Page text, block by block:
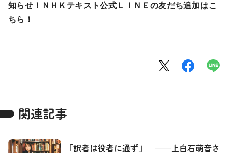
知らせ！ＮＨＫテキスト公式ＬＩＮＥの友だち追加はこ
ちら！
関連記事
「訳者は役者に通ず」 ——上白石萌音さ